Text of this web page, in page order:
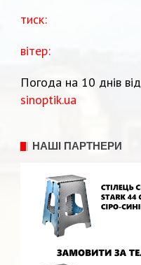
тиск:
вітер:
Погода на 10 днів від
sinoptik.ua
НАШІ ПАРТНЕРИ